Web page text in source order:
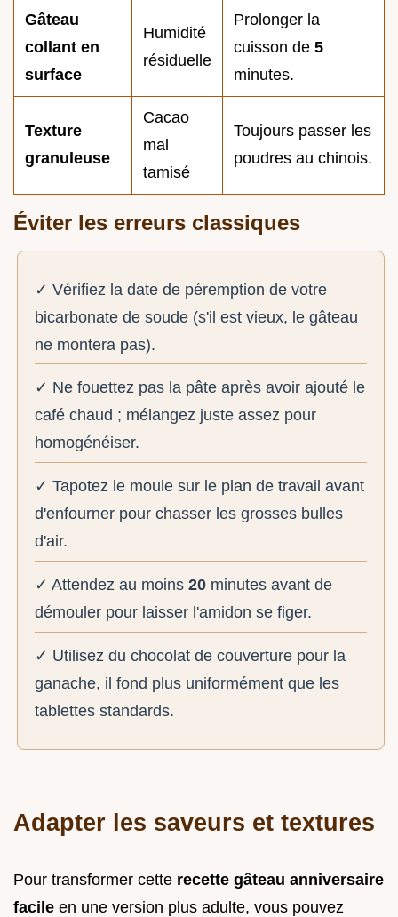
Gâteau
collant en
surface
Humidité
résiduelle
Prolonger la
cuisson de 5
minutes.
Texture
granuleuse
Cacao
mal
tamisé
Toujours passer les
poudres au chinois.
Éviter les erreurs classiques
✓ Vérifiez la date de péremption de votre
bicarbonate de soude (s'il est vieux, le gâteau
ne montera pas).
✓ Ne fouettez pas la pâte après avoir ajouté le
café chaud ; mélangez juste assez pour
homogénéiser.
✓ Tapotez le moule sur le plan de travail avant
d'enfourner pour chasser les grosses bulles
d'air.
✓ Attendez au moins20 minutes avant de
démouler pour laisser l'amidon se figer.
✓ Utilisez du chocolat de couverture pour la
ganache, il fond plus uniformément que les
tablettes standards.
Adapter les saveurs et textures
Pour transformer cette recette gâteau anniversaire
facile en une version plus adulte, vous pouvez